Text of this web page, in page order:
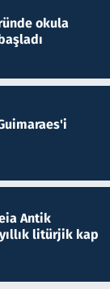
okula
Antik
litürjik kap